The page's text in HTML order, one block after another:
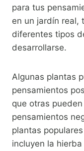
para tus
en un jardín real,
diferentes tipos
desarrollarse.
Algunas plantas
pensamientos
que otras
pensamientos
plantas
incluyen la